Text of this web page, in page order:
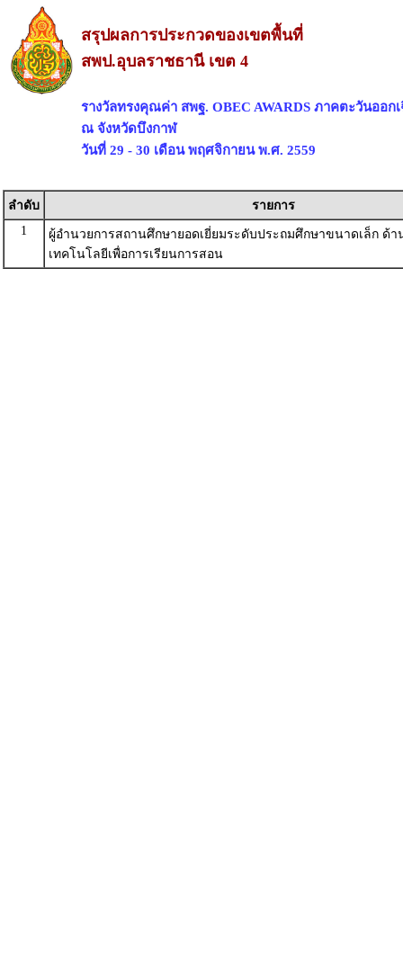
สรุปผลการประกวดของเขตพื้นที่
สพป.อุบลราชธานี เขต 4
รางวัลทรงคุณค่า สพฐ. OBEC AWARDS ภาคตะวันออก
ณ จังหวัดบึงกาฬ
วันที่ 29 - 30 เดือน พฤศจิกายน พ.ศ. 2559
ลำดับ
รายการ
1
ผู้อำนวยการสถานศึกษายอดเยี่ยมระดับประถมศึกษาขนาดเล็ก ด้
เทคโนโลยีเพื่อการเรียนการสอน